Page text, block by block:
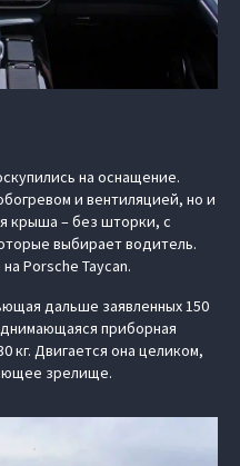
на оснащение.
и вентиляцией, но и
крыша – без шторки, с
выбирает водитель.
Porsche Taycan.
дальше заявленных 150
приборная
кг. Двигается она целиком,
зрелище.